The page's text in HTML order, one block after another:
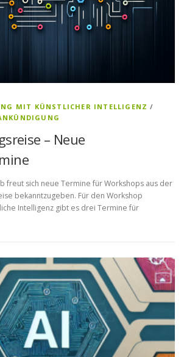
MIT KÜNSTLICHER INTELLIGENZ /
– Neue
freut sich neue Termine für Workshops aus der
bekanntzugeben. Für den Workshop
Intelligenz gibt es drei Termine für